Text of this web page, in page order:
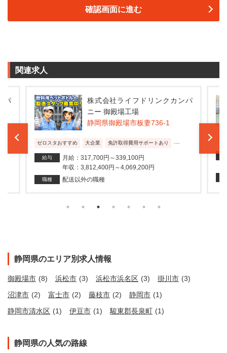
関連求人
パ
株式会社ライフドリンクカンパ
ニー 御殿場工場
静岡県御殿場市板妻736-1
ゼロスタおすすめ 大企業 免許取得費用サポートあり
給与
月給：317,700円～339,100円
年収：3,812,400円～4,069,200円
職種 配送以外の職種
静岡県のエリア別求人情報
御殿場市 (8) 浜松市 (3) 浜松市浜名区 (3) 掛川市 (3)
沼津市 (2) 富士市 (2) 藤枝市 (2) 静岡市 (1)
静岡市清水区 (1) 伊豆市 (1) 駿東郡長泉町 (1)
静岡県の人気の路線